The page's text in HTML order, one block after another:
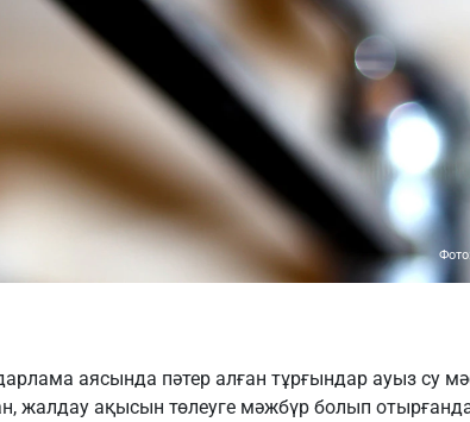
аясында пәтер алған тұрғындар ауыз су
жалдау ақысын төлеуге мәжбүр болып